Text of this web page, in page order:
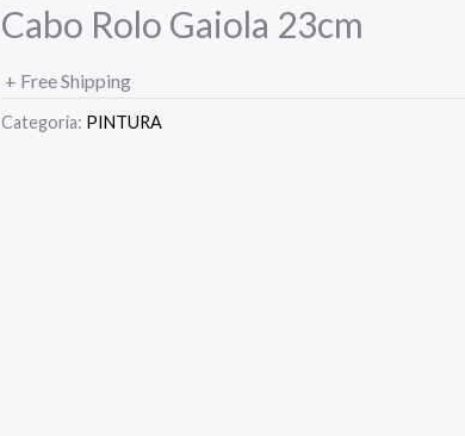
Cabo Rolo Gaiola 23cm
+ Free Shipping
Categoria: PINTURA